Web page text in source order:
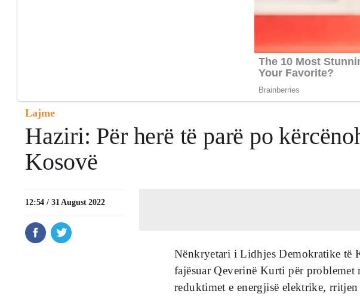
Lajme
Haziri: Për herë të parë po
Kosovë
12:54 / 31 August 2022
Nënkryetari i Lidhjes Demokratike
fajësuar Qeverinë Kurti për
reduktimet e energjisë elektrike,